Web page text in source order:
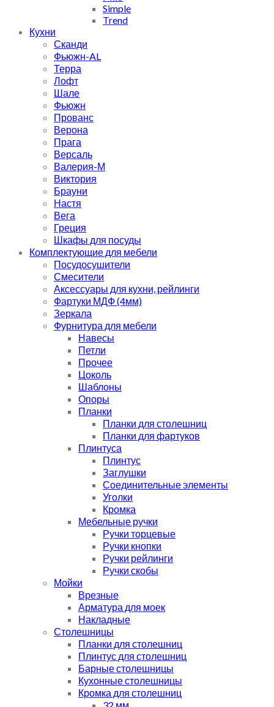
Simple
Trend
Кухни
Сканди
Фьюжн-AL
Терра
Лофт
Шале
Фьюжн
Прованс
Верона
Прага
Версаль
Валерия-М
Виктория
Брауни
Настя
Вега
Греция
Шкафы для посуды
Комплектующие для мебели
Посудосушители
Смесители
Аксессуары для кухни, рейлинги
Фартуки МДФ (4мм)
Зеркала
Фурнитура для мебели
Навесы
Петли
Прочее
Цоколь
Шаблоны
Опоры
Планки
Планки для столешниц
Планки для фартуков
Плинтуса
Плинтус
Заглушки
Соединительные элементы
Уголки
Кромка
Мебельные ручки
Ручки торцевые
Ручки кнопки
Ручки рейлинги
Ручки скобы
Мойки
Врезные
Арматура для моек
Накладные
Столешницы
Планки для столешниц
Плинтус для столешниц
Барные столешницы
Кухонные столешницы
Кромка для столешниц